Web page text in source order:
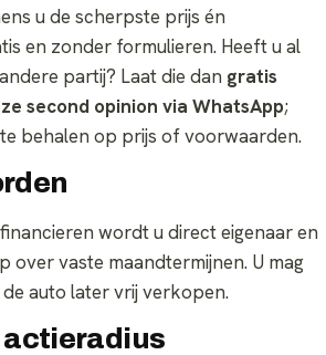
u de scherpste prijs én
en zonder formulieren. Heeft u al
partij? Laat die dan gratis
second opinion via WhatsApp;
behalen op prijs of voorwaarden.
wordt u direct eigenaar en
over vaste maandtermijnen. U mag
auto later vrij verkopen.
actieradius